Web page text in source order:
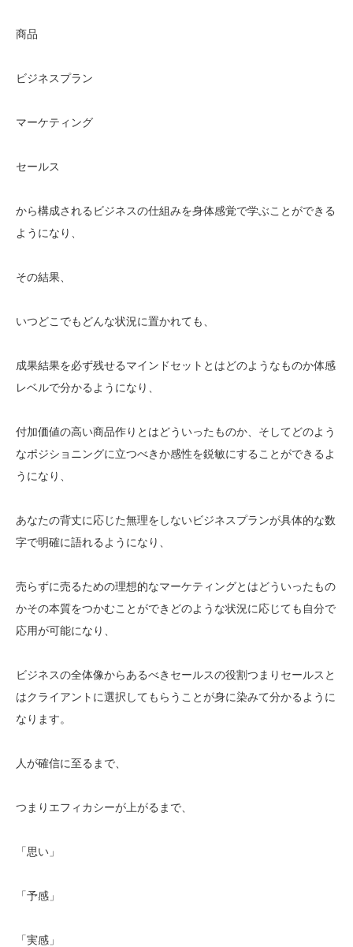
商品
ビジネスプラン
マーケティング
セールス
から構成されるビジネスの仕組みを身体感覚で学ぶことができる
ようになり、
その結果、
いつどこでもどんな状況に置かれても、
成果結果を必ず残せるマインドセットとはどのようなものか体感
レベルで分かるようになり、
付加価値の高い商品作りとはどういったものか、そしてどのよう
なポジショニングに立つべきか感性を鋭敏にすることができるよ
うになり、
あなたの背丈に応じた無理をしないビジネスプランが具体的な数
字で明確に語れるようになり、
売らずに売るための理想的なマーケティングとはどういったもの
かその本質をつかむことができどのような状況に応じても自分で
応用が可能になり、
ビジネスの全体像からあるべきセールスの役割つまりセールスと
はクライアントに選択してもらうことが身に染みて分かるように
なります。
人が確信に至るまで、
つまりエフィカシーが上がるまで、
「思い」
「予感」
「実感」